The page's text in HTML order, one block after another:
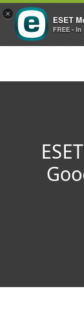
×
ESET
FREE -